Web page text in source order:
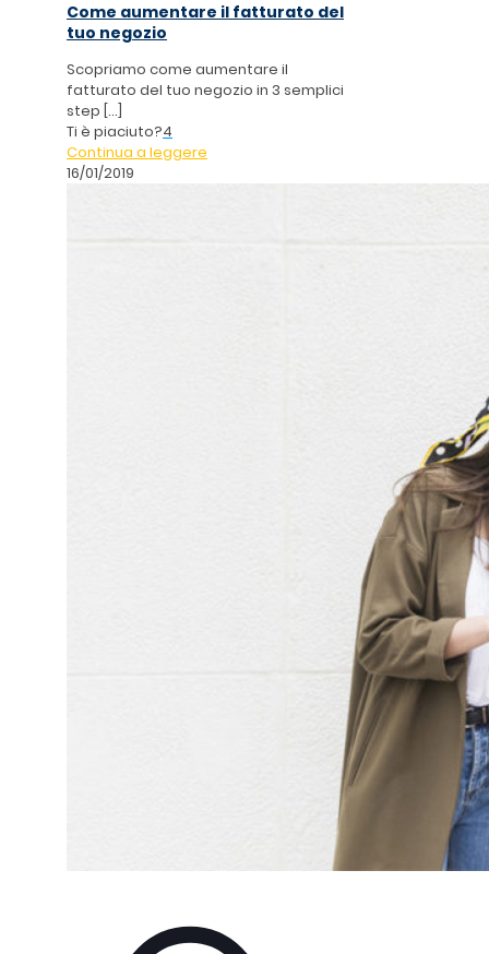
Come aumentare il fatturato del
tuo negozio
Scopriamo come aumentare il
fatturato del tuo negozio in 3 semplici
step […]
Ti è piaciuto?4
Continua a leggere
16/01/2019